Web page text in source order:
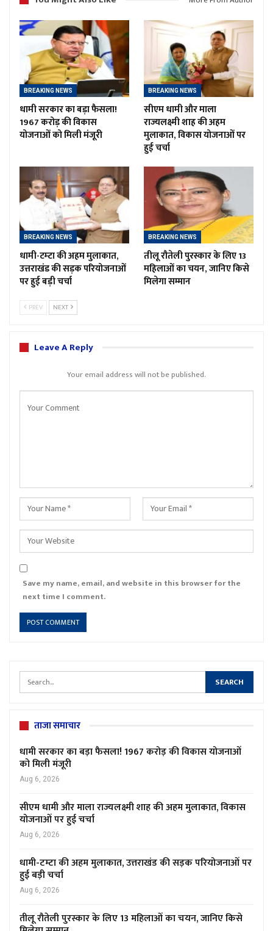
BREAKING NEWS
धामी सरकार का बड़ा फैसला!
1967 करोड़ की विकास
योजनाओं को मिली मंजूरी
BREAKING NEWS
सीएम धामी और माला
राज्यलक्ष्मी शाह की अहम
मुलाकात, विकास योजनाओं पर
हुई चर्चा
BREAKING NEWS
धामी-टम्टा की अहम मुलाकात,
उत्तराखंड की सड़क परियोजनाओं
पर हुई बड़ी चर्चा
BREAKING NEWS
तीलू रौतेली पुरस्कार के लिए 13
महिलाओं का चयन, जानिए किसे
मिलेगा सम्मान
PREV NEXT
Leave A Reply
Your email address will not be published.
Save my name, email, and website in this browser for the
next time I comment.
ताजा समाचार
धामी सरकार का बड़ा फैसला! 1967 करोड़ की विकास योजनाओं
को मिली मंजूरी
Aug 6, 2026
सीएम धामी और माला राज्यलक्ष्मी शाह की अहम मुलाकात, विकास
योजनाओं पर हुई चर्चा
Aug 6, 2026
धामी-टम्टा की अहम मुलाकात, उत्तराखंड की सड़क परियोजनाओं पर
हुई बड़ी चर्चा
Aug 6, 2026
तीलू रौतेली पुरस्कार के लिए 13 महिलाओं का चयन, जानिए किसे